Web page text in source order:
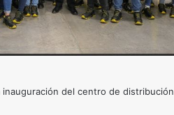
del centro de distribución